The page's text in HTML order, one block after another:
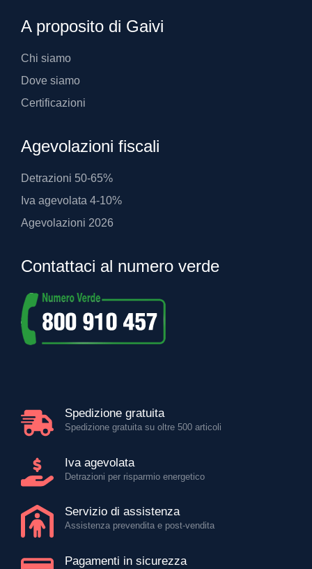
A proposito di Gaivi
Chi siamo
Dove siamo
Certificazioni
Agevolazioni fiscali
Detrazioni 50-65%
Iva agevolata 4-10%
Agevolazioni 2026
Contattaci al numero verde
Spedizione gratuita
Spedizione gratuita su oltre 500 articoli
Iva agevolata
Detrazioni per risparmio energetico
Servizio di assistenza
Assistenza prevendita e post-vendita
Pagamenti in sicurezza